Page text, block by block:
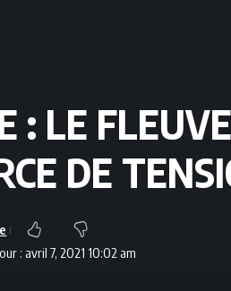
: LE
DE
: avril 7, 2021 10:02 am